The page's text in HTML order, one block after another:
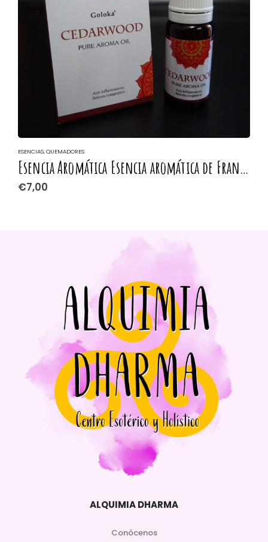
ESENCIAS,QUEMADORES
Esencia Aromática Esencia aromática de Frangipani (Flor de Plumeria)
€7,00
ALQUIMIA DHARMA
Conócenos